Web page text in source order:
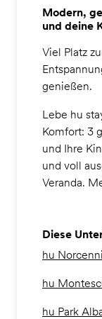
Modern,
und deine
Viel Platz
genießen.
Lebe hu
Komfort: 3
und Ihre
und voll
Veranda.
Diese
hu
hu
hu Park